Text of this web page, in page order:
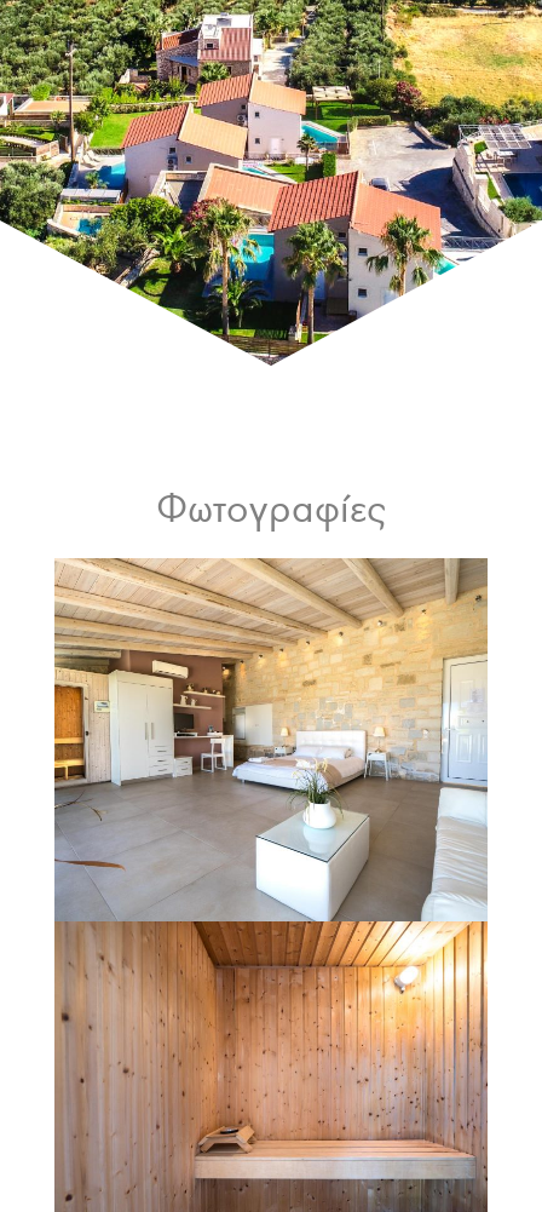
Φωτογραφίες